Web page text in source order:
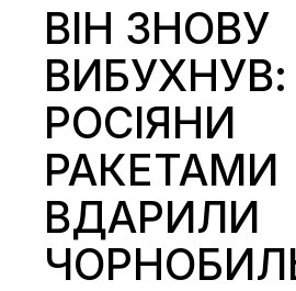
ВІН ЗНОВУ
ВИБУХНУВ:
РОСІЯНИ
РАКЕТАМИ
ВДАРИЛИ